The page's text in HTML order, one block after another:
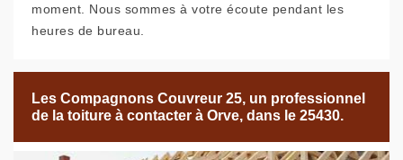
moment. Nous sommes à votre écoute pendant les
heures de bureau.
Les Compagnons Couvreur 25, un professionnel
de la toiture à contacter à Orve, dans le 25430.